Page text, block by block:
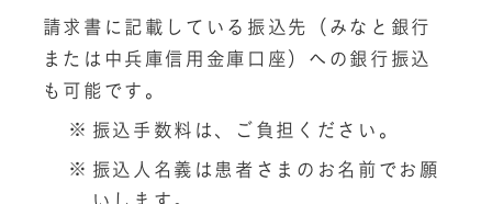
請求書に記載している振込先（みなと銀行
または中兵庫信用金庫口座）への銀行振込
も可能です。
振込手数料は、ご負担ください。
振込人名義は患者さまのお名前でお願
いします。